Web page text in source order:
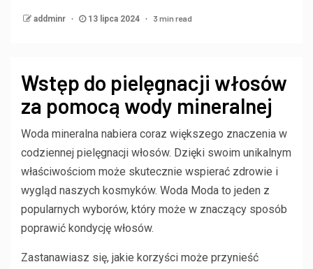
addminr 13 lipca 2024 3 min read
Wstęp do pielęgnacji włosów
za pomocą wody mineralnej
Woda mineralna nabiera coraz większego znaczenia w
codziennej pielęgnacji włosów. Dzięki swoim unikalnym
właściwościom może skutecznie wspierać zdrowie i
wygląd naszych kosmyków. Woda Moda to jeden z
popularnych wyborów, który może w znaczący sposób
poprawić kondycję włosów.
Zastanawiasz się, jakie korzyści może przynieść